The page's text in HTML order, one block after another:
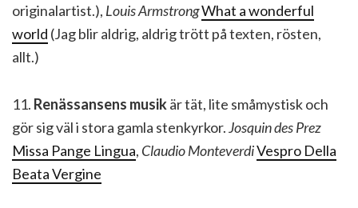
originalartist.), Louis ArmstrongWhat a wonderful
world (Jag blir aldrig, aldrig trött på texten, rösten,
allt.)
11. Renässansens musikär tät, lite småmystisk och
gör sig väl i stora gamla stenkyrkor.Josquin des Prez
Missa Pange Lingua, Claudio MonteverdiVespro Della
Beata Vergine